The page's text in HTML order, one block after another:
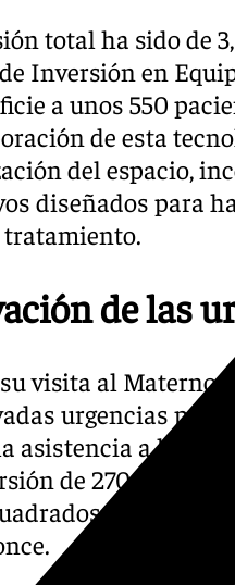
total ha sido de
de Inversión en
a unos 550
de esta
del espacio,
diseñados para
tratamiento.
de las
su visita al
urgencias
asistencia a los
de 270.655
del área,